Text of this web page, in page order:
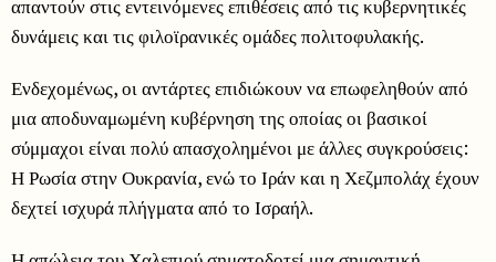
απαντούν στις εντεινόμενες επιθέσεις από τις κυβερνητικές
δυνάμεις και τις φιλοϊρανικές ομάδες πολιτοφυλακής.
Ενδεχομένως, οι αντάρτες επιδιώκουν να επωφεληθούν από
μια αποδυναμωμένη κυβέρνηση της οποίας οι βασικοί
σύμμαχοι είναι πολύ απασχολημένοι με άλλες συγκρούσεις:
Η Ρωσία στην Ουκρανία, ενώ το Ιράν και η Χεζμπολάχ έχουν
δεχτεί ισχυρά πλήγματα από το Ισραήλ.